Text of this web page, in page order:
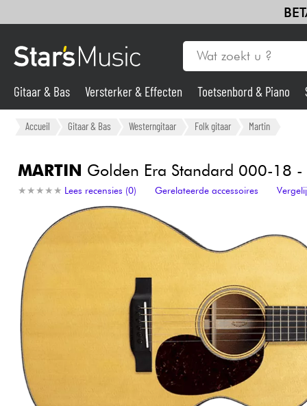
Gitaar & Bas
Synths & samplers
Gitaar & Bas Versterker & Effecten Toetsenbord & Piano
Accueil Gitaar & Bas Westerngitaar Folk gitaar Martin
MARTIN Golden Era Standard 000-18 -
★ ★ ★ ★ ★
★ ★ ★ ★ ★ Lees recensies (0) Gerelateerde accessoires